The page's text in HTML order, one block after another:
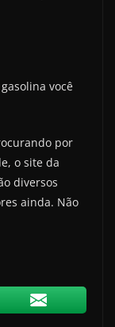
você
por
o site da
diversos
ainda. Não